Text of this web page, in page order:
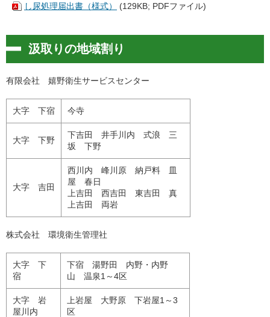
し尿処理届出書（様式） (129KB; PDFファイル)
汲取りの地域割り
有限会社 嬉野衛生サービスセンター
大字 下宿 今寺
大字 下野
下吉田 井手川内 式浪 三
坂 下野
大字 吉田
西川内 峰川原 納戸料 皿
屋 春日
上吉田 西吉田 東吉田 真
上吉田 両岩
株式会社 環境衛生管理社
大字 下
宿
下宿 湯野田 内野・内野
山 温泉1～4区
大字 岩
屋川内
上岩屋 大野原 下岩屋1～3
区